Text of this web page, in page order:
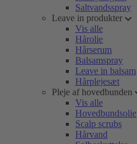
Saltvandsspray
Leave in produkter
Vis alle
Hårolie
Hårserum
Balsamspray
Leave in balsam
Hårplejesæt
Pleje af hovedbunden
Vis alle
Hovedbundsolie
Scalp scrubs
Hårvand